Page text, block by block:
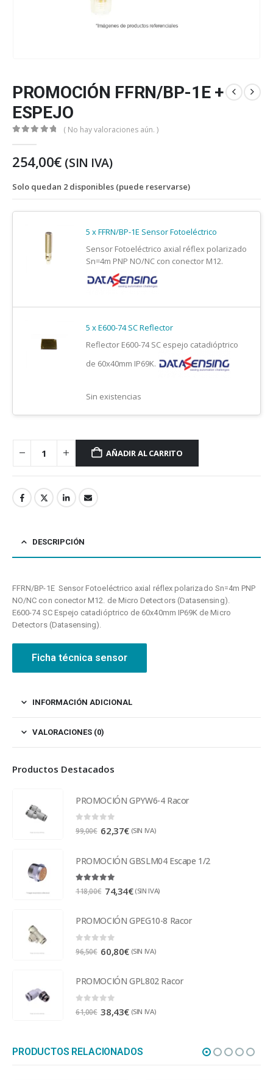
PROMOCIÓN FFRN/BP-1E +
ESPEJO
( No hay valoraciones aún. )
254,00€ (SIN IVA)
Solo quedan 2 disponibles (puede reservarse)
5 x FFRN/BP-1E Sensor Fotoeléctrico
Sensor Fotoeléctrico axial réflex polarizado
Sn=4m PNP NO/NC con conector M12.
5 x E600-74 SC Reflector
Reflector E600-74 SC espejo catadióptrico
de 60x40mm IP69K.
Sin existencias
AÑADIR AL CARRITO
DESCRIPCIÓN
FFRN/BP-1E Sensor Fotoeléctrico axial réflex polarizado Sn=4m PNP
NO/NC con conector M12. de Micro Detectors (Datasensing).
E600-74 SC Espejo catadióptrico de 60x40mm IP69K de Micro
Detectors (Datasensing).
Ficha técnica sensor
INFORMACIÓN ADICIONAL
VALORACIONES (0)
Productos Destacados
PROMOCIÓN GPYW6-4 Racor
0 out of 5
99,00€ 62,37€ (SIN IVA)
PROMOCIÓN GBSLM04 Escape 1/2
5.00out of 5
118,00€ 74,34€ (SIN IVA)
PROMOCIÓN GPEG10-8 Racor
0 out of 5
96,50€ 60,80€ (SIN IVA)
PROMOCIÓN GPL802 Racor
61,00€ 38,43€ (SIN IVA)
PRODUCTOS RELACIONADOS